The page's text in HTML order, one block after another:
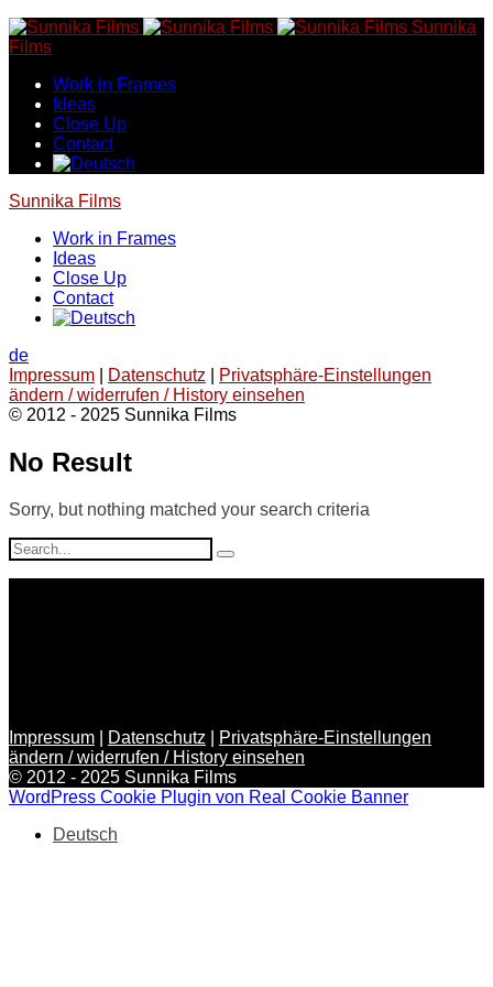
Skip
to
Sunnika
Films
Work in Frames
Ideas
Close Up
Contact
Sunnika Films
Work in Frames
Ideas
Close Up
Contact
de
Impressum
Datenschutz
Privatsphäre-Einstellungen
ändern / widerrufen / History einsehen
© 2012 - 2025 Sunnika Films
No Result
Sorry, but nothing matched your search criteria
Search
for:
Impressum Datenschutz
Privatsphäre-Einstellungen
ändern / widerrufen / History einsehen
© 2012 - 2025 Sunnika Films
WordPress Cookie Plugin von Real Cookie Banner
Deutsch